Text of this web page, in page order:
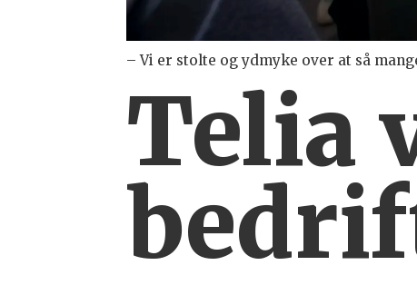
– Vi er stolte og ydmyke over at så
Telia